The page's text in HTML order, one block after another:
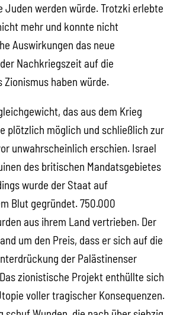
Juden werden würde. Trotzki erlebte
mehr und konnte nicht
Auswirkungen das neue
Nachkriegszeit auf die
Zionismus haben würde.
das aus dem Krieg
plötzlich möglich und schließlich zur
unwahrscheinlich erschien. Israel
des britischen Mandatsgebietes
wurde der Staat auf
Blut gegründet. 750.000
aus ihrem Land vertrieben. Der
um den Preis, dass er sich auf die
der Palästinenser
zionistische Projekt enthüllte sich
voller tragischer Konsequenzen.